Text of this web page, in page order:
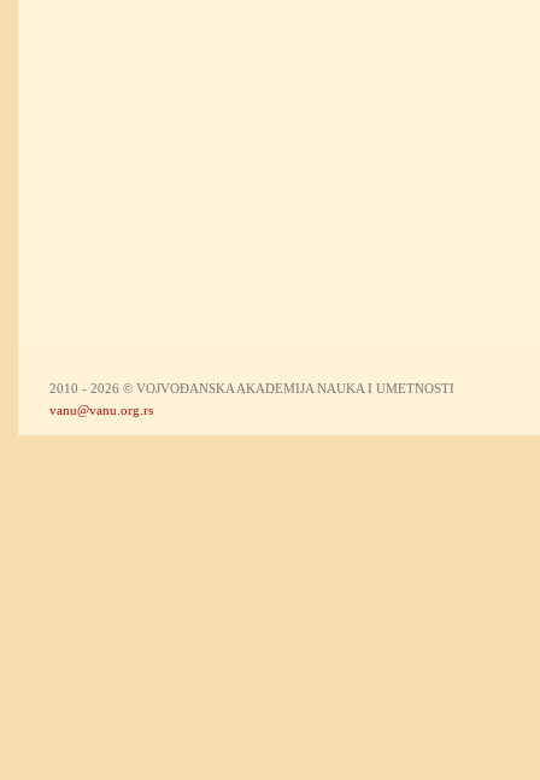
2010 - 2026 © VOJVOĐANSKA AKADEMIJA NAUKA I UMETNOSTI
vanu@vanu.org.rs